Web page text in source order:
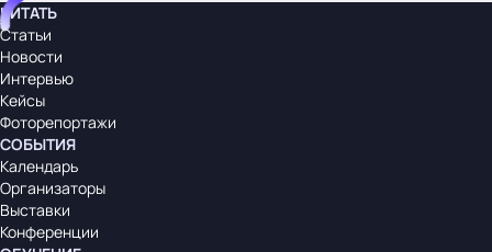
ЧИТАТЬ
Статьи
Новости
Интервью
Кейсы
Фоторепортажи
СОБЫТИЯ
Календарь
Организаторы
Выставки
Конференции